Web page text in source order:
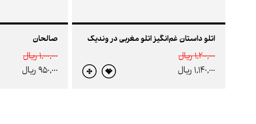
اتلّو داستان غم‌‌انگیز اتلّو مغربی در وندیک
1,200,000 ريال
1,140,000 ريال
صالحان
1,000,000 ريال
950,000 ريال